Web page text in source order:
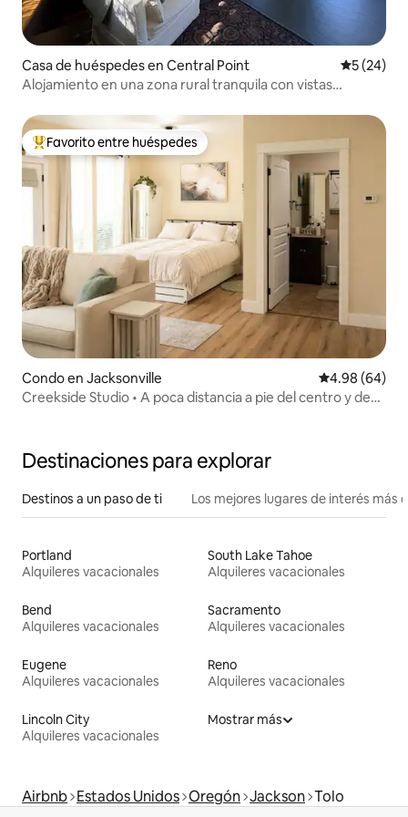
Casa de huéspedes en Central Point
5 (24)
Alojamiento en una zona rural tranquila con vistas
Favorito entre huéspedes preferido
Favorito entre huéspedes
Condo en Jacksonville Calificación
4.98 (64)
Creekside Studio • A poca distancia a pie del centro y de
Destinaciones para explorar
Destinos a un paso de ti Los mejores lugares de interés más
Portland
Alquileres vacacionales
South Lake Tahoe
Alquileres vacacionales
Bend
Alquileres vacacionales
Sacramento
Alquileres vacacionales
Eugene
Alquileres vacacionales
Reno
Alquileres vacacionales
Lincoln City
Alquileres vacacionales
Mostrar más
Airbnb Estados Unidos Oregón Jackson Tolo